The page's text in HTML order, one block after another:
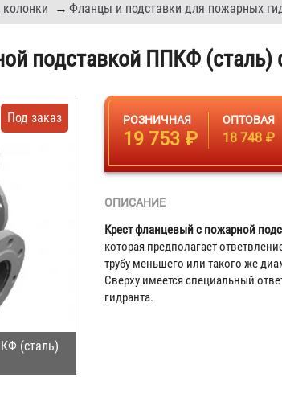
→ Фланцы и подставки для пожарных
подставкой ППКФ
(сталь)
Под заказ РОЗНИЧНАЯ
19 753 ₽
ОПТОВАЯ
18 748 ₽
ОПИСАНИЕ
Крест фланцевый с пожарной
которая предполагает
трубу меньшего или такого же
Сверху имеется специальный
гидранта.